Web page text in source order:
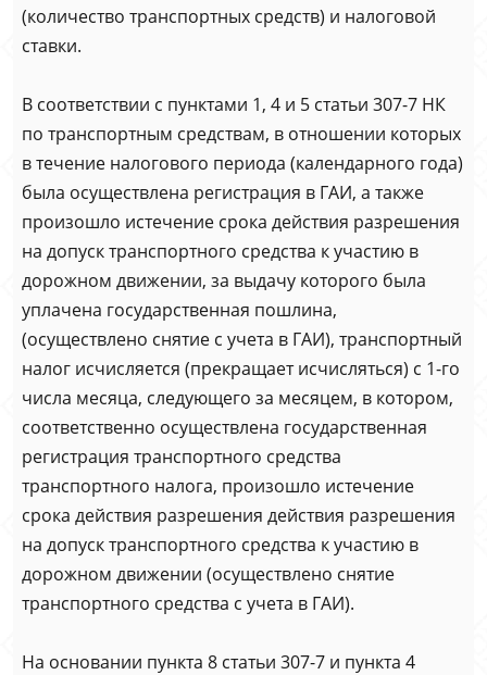
(количество транспортных средств) и налоговой
ставки.
В соответствии с пунктами 1, 4 и 5 статьи 307-7 НК
по транспортным средствам, в отношении которых
в течение налогового периода (календарного года)
была осуществлена регистрация в ГАИ, а также
произошло истечение срока действия разрешения
на допуск транспортного средства к участию в
дорожном движении, за выдачу которого была
уплачена государственная пошлина,
(осуществлено снятие с учета в ГАИ), транспортный
налог исчисляется (прекращает исчисляться) с 1-го
числа месяца, следующего за месяцем, в котором,
соответственно осуществлена государственная
регистрация транспортного средства
транспортного налога, произошло истечение
срока действия разрешения действия разрешения
на допуск транспортного средства к участию в
дорожном движении (осуществлено снятие
транспортного средства с учета в ГАИ).
На основании пункта 8 статьи 307-7 и пункта 4